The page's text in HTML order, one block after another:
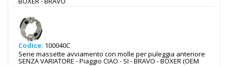
Codice: 100040C
Serie massette avviamento con molle per puleggia anteriore
SENZA VARIATORE - Piaggio CIAO - SI - BRAVO - BOXER (OEM